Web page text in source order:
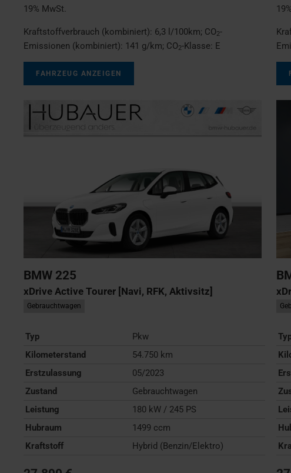
19% MwSt.
Kraftstoffverbrauch (kombiniert): 6,3 l/100km; CO2-
Emissionen (kombiniert): 141 g/km; CO2-Klasse: E
FAHRZEUG ANZEIGEN
BMW 225
xDrive Active Tourer [Navi, RFK, Aktivsitz]
Gebrauchtwagen
Typ
Pkw
Kilometerstand
54.750 km
Erstzulassung
05/2023
Zustand
Gebrauchtwagen
Leistung
180 kW / 245 PS
Hubraum
1499 ccm
Kraftstoff
Hybrid (Benzin/Elektro)